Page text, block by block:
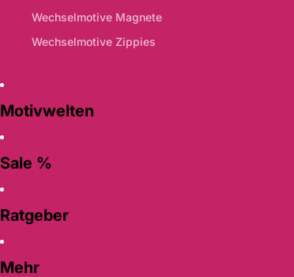
Wechselmotive Magnete
Wechselmotive Zippies
Motivwelten
Sale %
Ratgeber
Mehr